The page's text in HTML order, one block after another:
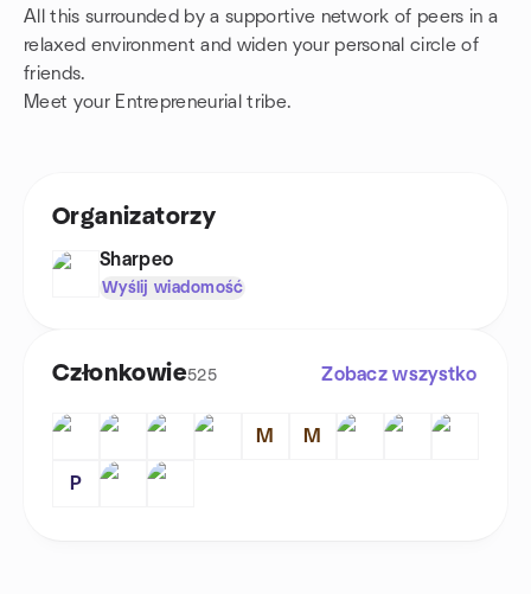
All this surrounded by a supportive network of peers in a
relaxed environment and widen your personal circle of
friends.
Meet your Entrepreneurial tribe.
Organizatorzy
Sharpeo
Wyślij wiadomość
Członkowie525 Zobacz wszystko
M M
P